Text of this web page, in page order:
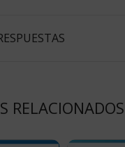
RELACIONADOS